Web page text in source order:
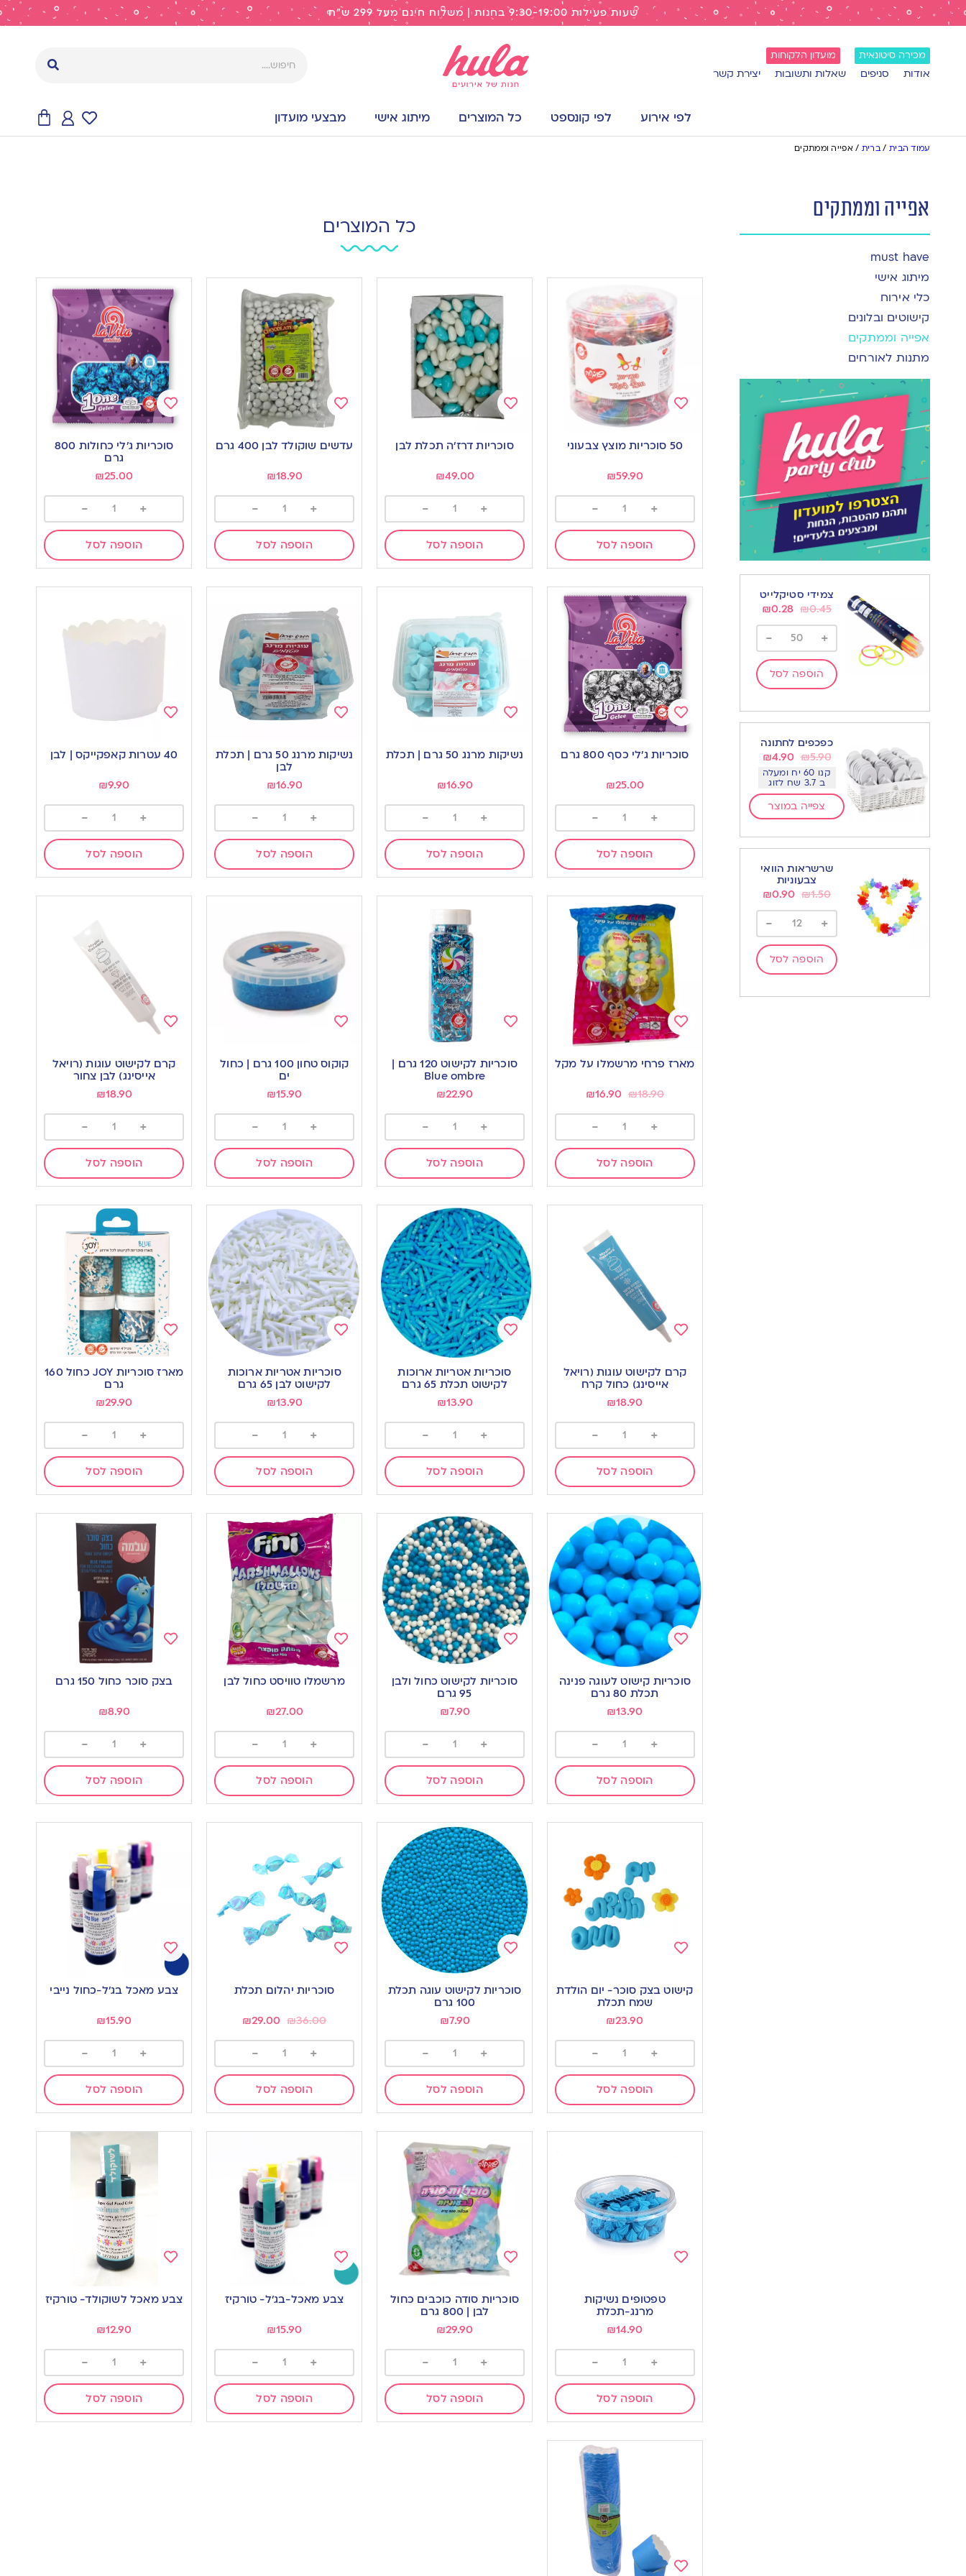
שעות פעילות 9:30-19:00 בחנות | משלוח חינם מעל 299 ש"ח
מכירה סיטונאית מועדון הלקוחות
אודות סניפים שאלות ותשובות יצירת קשר
לפי אירוע לפי קונספט כל המוצרים מיתוג אישי מבצעי מועדון
עמוד הבית /ברית /אפייה וממתקים
אפייה וממתקים
must have
מיתוג אישי
כלי אירוח
קישוטים ובלונים
אפייה וממתקים
מתנות לאורחים
צמידי סטיקלייט
₪0.45
₪0.28
+
-
הוספה לסל
כפכפים לחתונה
₪5.90
₪4.90
קנו 60 יח ומעלה
ב 3.7 שח לזוג
צפייה במוצר
שרשראות הוואי
צבעוניות
₪1.50
₪0.90
+
-
הוספה לסל
כל המוצרים
wishlist
50 סוכריות מוצץ צבעוני
₪59.90
+
-
הוספה לסל
Add
wishlist
סוכריות דרז’ה תכלת לבן
₪49.00
+
-
הוספה לסל
Add
to
wishlist
עדשים שוקולד לבן 400 גרם
₪18.90
+
-
הוספה לסל
Add
wishlist
סוכריות ג’לי כחולות 800
גרם
₪25.00
+
-
הוספה לסל
Add
to
wishlist
סוכריות ג’לי כסף 800 גרם
₪25.00
+
-
הוספה לסל
to
wishlist
נשיקות מרנג 50 גרם | תכלת
₪16.90
+
-
הוספה לסל
to
wishlist
נשיקות מרנג 50 גרם | תכלת
לבן
₪16.90
+
-
הוספה לסל
to
wishlist
40 עטרות קאפקייקס | לבן
₪9.90
+
-
הוספה לסל
Add
to
wishlist
מארז פרחי מרשמלו על מקל
₪18.90
₪16.90
+
-
הוספה לסל
to
wishlist
סוכריות לקישוט 120 גרם |
Blue ombre
₪22.90
+
-
הוספה לסל
to
wishlist
קוקוס טחון 100 גרם | כחול
ים
₪15.90
+
-
הוספה לסל
to
wishlist
קרם לקישוט עוגות (רויאל
אייסינג) לבן צחור
₪18.90
+
-
הוספה לסל
to
wishlist
קרם לקישוט עוגות (רויאל
אייסינג) כחול קרח
₪18.90
+
-
הוספה לסל
wishlist
סוכריות אטריות ארוכות
לקישוט תכלת 65 גרם
₪13.90
+
-
הוספה לסל
wishlist
סוכריות אטריות ארוכות
לקישוט לבן 65 גרם
₪13.90
+
-
הוספה לסל
Add
to
מארז סוכריות JOY כחול 160
גרם
₪29.90
+
-
הוספה לסל
to
wishlist
סוכריות קישוט לעוגה פנינה
תכלת 80 גרם
₪13.90
+
-
הוספה לסל
to
סוכריות לקישוט כחול ולבן
95 גרם
₪7.90
+
-
הוספה לסל
Add
toמרשמלו טוויסט כחול לבן
₪27.00
+
-
הוספה לסל
wishlist
בצק סוכר כחול 150 גרם
₪8.90
+
-
הוספה לסל
to
wishlist
קישוט בצק סוכר- יום הולדת
שמח תכלת
₪23.90
+
-
הוספה לסל
to
סוכריות לקישוט עוגה תכלת
100 גרם
₪7.90
+
-
הוספה לסל
סוכריות יהלום תכלת
₪36.00
₪29.00
+
-
הוספה לסל
Add
to
צבע מאכל בג’ל-כחול נייבי
₪15.90
+
-
הוספה לסל
wishlist
טפטופים נשיקות
מרנג-תכלת
₪14.90
+
-
הוספה לסל
Add
to
wishlist
סוכריות סודה כוכבים כחול
לבן | 800 גרם
₪29.90
+
-
הוספה לסל
Add
צבע מאכל-בג’ל- טורקיז
₪15.90
+
-
הוספה לסל
to
צבע מאכל לשוקולד- טורקיז
₪12.90
+
-
הוספה לסל